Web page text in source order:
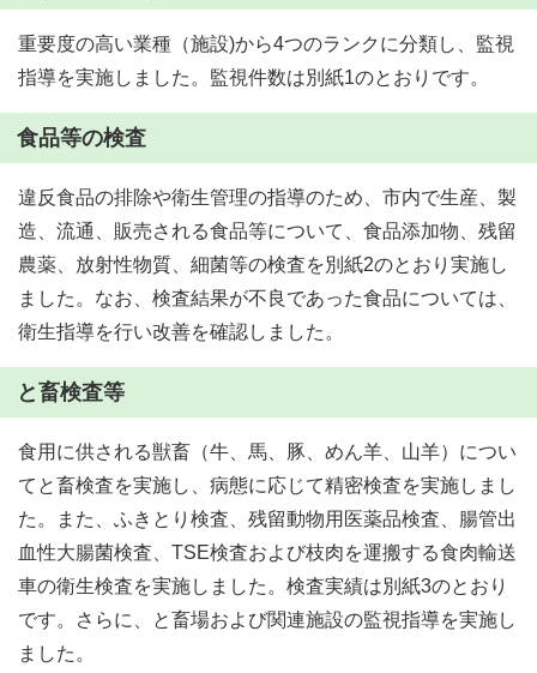
重要度の高い業種（施設)から4つのランクに分類し、監視
指導を実施しました。監視件数は別紙1のとおりです。
食品等の検査
違反食品の排除や衛生管理の指導のため、市内で生産、製
造、流通、販売される食品等について、食品添加物、残留
農薬、放射性物質、細菌等の検査を別紙2のとおり実施し
ました。なお、検査結果が不良であった食品については、
衛生指導を行い改善を確認しました。
と畜検査等
食用に供される獣畜（牛、馬、豚、めん羊、山羊）につい
てと畜検査を実施し、病態に応じて精密検査を実施しまし
た。また、ふきとり検査、残留動物用医薬品検査、腸管出
血性大腸菌検査、TSE検査および枝肉を運搬する食肉輸送
車の衛生検査を実施しました。検査実績は別紙3のとおり
です。さらに、と畜場および関連施設の監視指導を実施し
ました。